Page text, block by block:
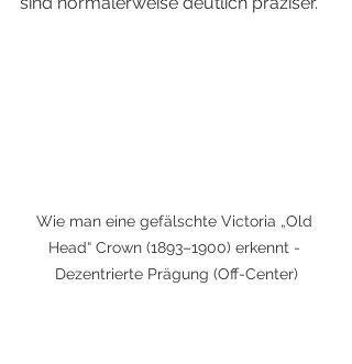
Wie man eine gefälschte Victoria „Old
Head“ Crown (1893–1900) erkennt -
Dezentrierte Prägung (Off-Center)